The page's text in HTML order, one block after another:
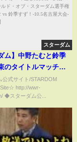
スターダム
ム】中野たむと鈴季
のタイトルマッチが
実現！試合ハイライ
・オブ・スターダム
中野たむ vs 鈴季す
古屋大会-
】
式サイト/STARDOM
http://wwr-
◆スターダム公...